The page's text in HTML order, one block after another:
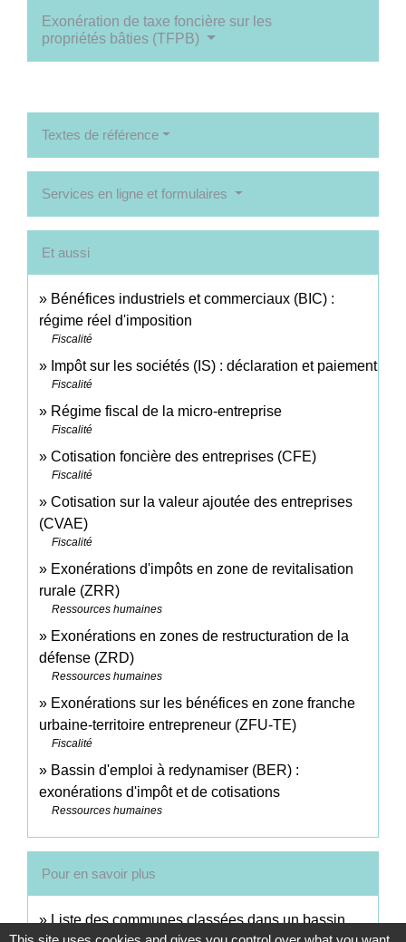
Exonération de taxe foncière sur les
propriétés bâties (TFPB)
Textes de référence
Services en ligne et formulaires
Et aussi
Bénéfices industriels et commerciaux (BIC) :
régime réel d'imposition
Fiscalité
Impôt sur les sociétés (IS) : déclaration et paiement
Fiscalité
Régime fiscal de la micro-entreprise
Fiscalité
Cotisation foncière des entreprises (CFE)
Fiscalité
Cotisation sur la valeur ajoutée des entreprises
(CVAE)
Fiscalité
Exonérations d'impôts en zone de revitalisation
rurale (ZRR)
Ressources humaines
Exonérations en zones de restructuration de la
défense (ZRD)
Ressources humaines
Exonérations sur les bénéfices en zone franche
urbaine-territoire entrepreneur (ZFU-TE)
Fiscalité
Bassin d'emploi à redynamiser (BER) :
exonérations d'impôt et de cotisations
Ressources humaines
Pour en savoir plus
Liste des communes classées dans un bassin